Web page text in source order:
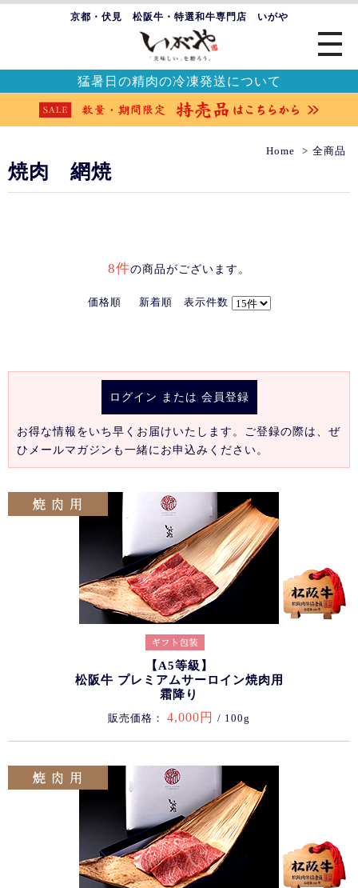
京都・伏見 松阪牛・特選和牛専門店 いがや
猛暑日の精肉の冷凍発送について
Home 全商品
焼肉 網焼
8件の商品がございます。
価格順 新着順 表示件数
ログイン または 会員登録
お得な情報をいち早くお届けいたします。ご登録の際は、ぜ
ひメールマガジンも一緒にお申込みください。
【A5等級】
松阪牛 プレミアムサーロイン焼肉用
霜降り
販売価格： 4,000円 / 100g